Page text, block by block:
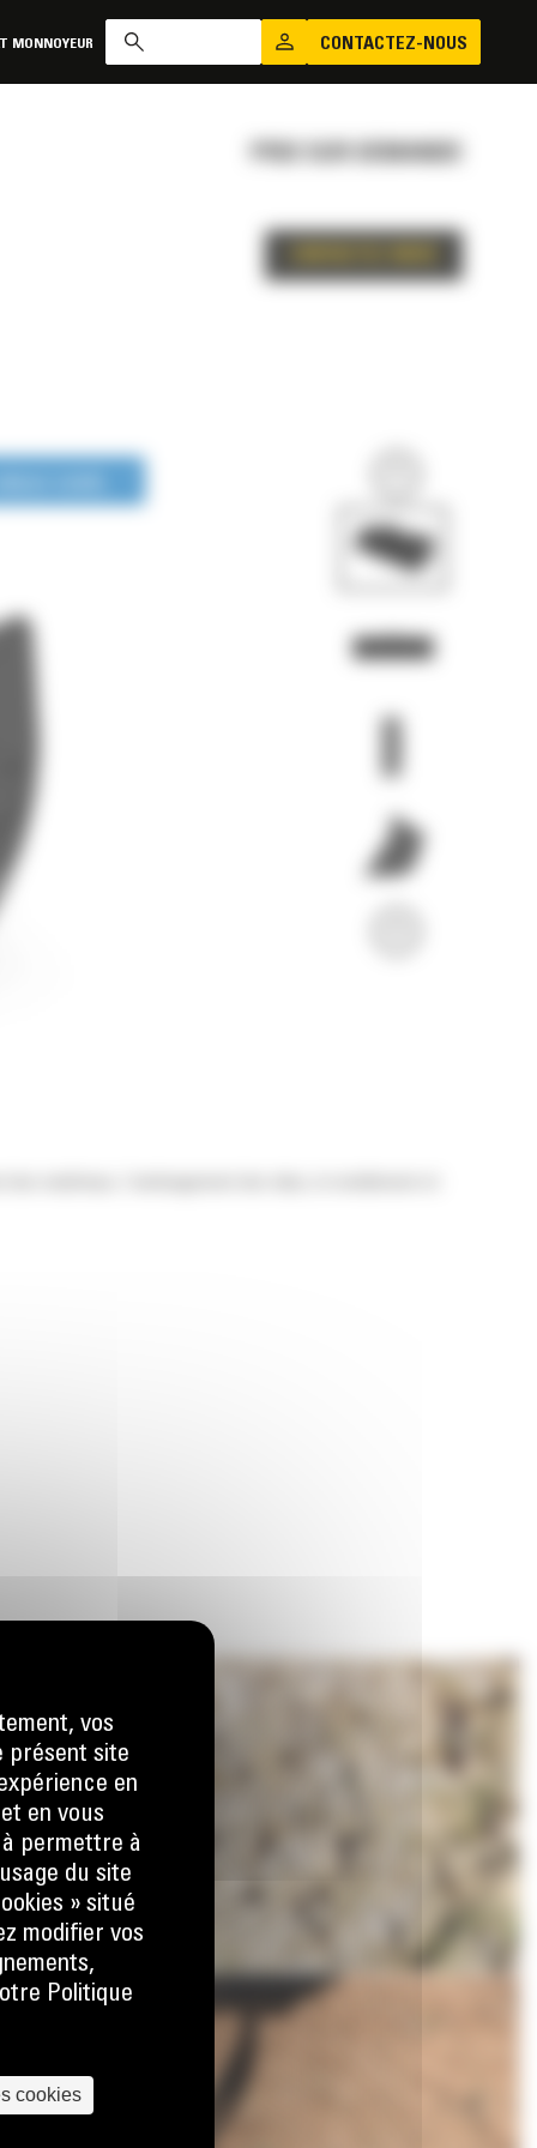
MONNOYEUR CONTACTEZ-NOUS
vos
présent site
en
en vous
permettre à
du site
» situé
modifier vos
Politique
cookies